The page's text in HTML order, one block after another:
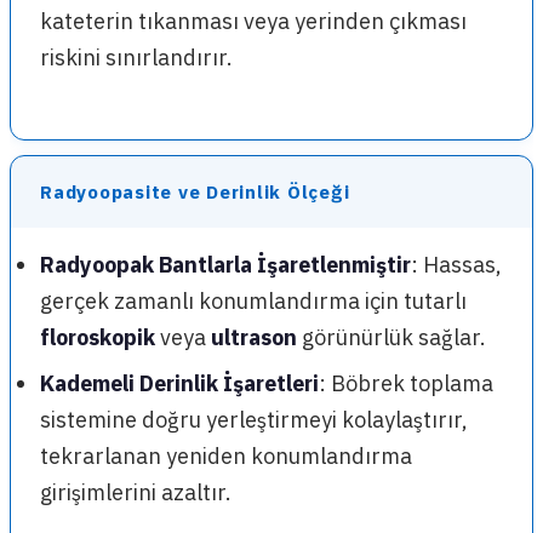
kateterin tıkanması veya yerinden çıkması
riskini sınırlandırır.
Radyoopasite ve Derinlik Ölçeği
Radyoopak Bantlarla İşaretlenmiştir: Hassas,
gerçek zamanlı konumlandırma için tutarlı
floroskopikveya ultrason görünürlük sağlar.
Kademeli Derinlik İşaretleri: Böbrek toplama
sistemine doğru yerleştirmeyi kolaylaştırır,
tekrarlanan yeniden konumlandırma
girişimlerini azaltır.